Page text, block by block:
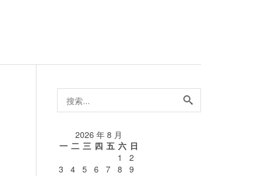
搜
索...
2026 年 8 月
一 二 三 四 五 六 日
1
2
3
4 5 6 7 8
9